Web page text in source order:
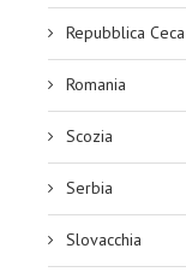
Repubblica Ceca
Romania
Scozia
Serbia
Slovacchia